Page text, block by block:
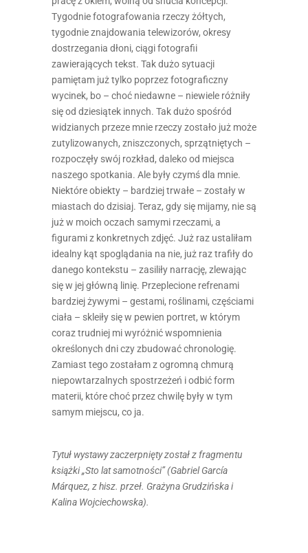
Tygodnie fotografowania rzeczy żółtych,
tygodnie znajdowania telewizorów, okresy
dostrzegania dłoni, ciągi fotografii
zawierających tekst. Tak dużo sytuacji
pamiętam już tylko poprzez fotograficzny
wycinek, bo – choć niedawne – niewiele różniły
się od dziesiątek innych. Tak dużo spośród
widzianych przeze mnie rzeczy zostało już może
zutylizowanych, zniszczonych, sprzątniętych –
rozpoczęły swój rozkład, daleko od miejsca
naszego spotkania. Ale były czymś dla mnie.
Niektóre obiekty – bardziej trwałe – zostały w
miastach do dzisiaj. Teraz, gdy się mijamy, nie są
już w moich oczach samymi rzeczami, a
figurami z konkretnych zdjęć. Już raz ustaliłam
idealny kąt spoglądania na nie, już raz trafiły do
danego kontekstu – zasiliły narrację, zlewając
się w jej główną linię. Przeplecione refrenami
bardziej żywymi – gestami, roślinami, częściami
ciała – skleiły się w pewien portret, w którym
coraz trudniej mi wyróżnić wspomnienia
określonych dni czy zbudować chronologię.
Zamiast tego zostałam z ogromną chmurą
niepowtarzalnych spostrzeżeń i odbić form
materii, które choć przez chwilę były w tym
samym miejscu, co ja.
Tytuł wystawy zaczerpnięty został z fragmentu
książki „Sto lat samotności” (Gabriel García
Márquez, z hisz. przeł. Grażyna Grudzińska i
Kalina Wojciechowska).